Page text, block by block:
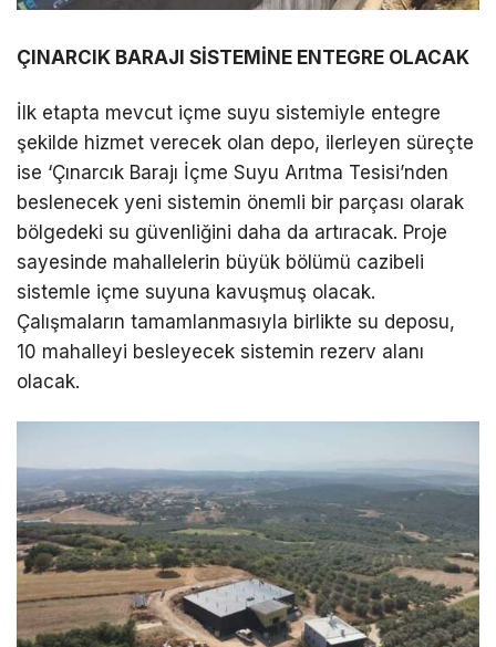
ÇINARCIK BARAJI SİSTEMİNE ENTEGRE OLACAK
İlk etapta mevcut içme suyu sistemiyle entegre
şekilde hizmet verecek olan depo, ilerleyen süreçte
ise ‘Çınarcık Barajı İçme Suyu Arıtma Tesisi’nden
beslenecek yeni sistemin önemli bir parçası olarak
bölgedeki su güvenliğini daha da artıracak. Proje
sayesinde mahallelerin büyük bölümü cazibeli
sistemle içme suyuna kavuşmuş olacak.
Çalışmaların tamamlanmasıyla birlikte su deposu,
10 mahalleyi besleyecek sistemin rezerv alanı
olacak.